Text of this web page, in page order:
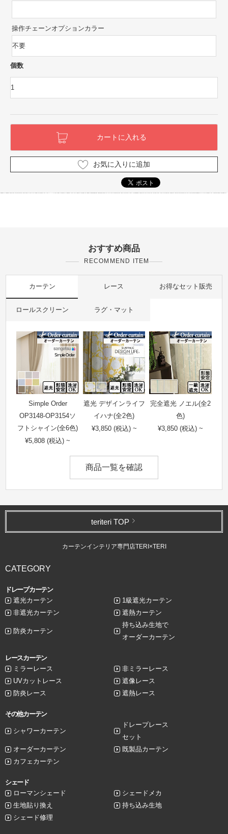
操作チェーンオプションカラー
個数
お気に入りに追加
おすすめ商品
RECOMMEND ITEM
カーテン レース お得なセット販売
ロールスクリーン ラグ・マット
Simple Order
OP3148-OP3154ソ
フトシャイン(全6色)
¥5,808 (税込) ~
遮光 デザインライフ
イハナ(全2色)
¥3,850 (税込) ~
完全遮光 ノエル(全2
色)
¥3,850 (税込) ~
商品一覧を確認
teriteri TOP
カーテンインテリア専門店TERI×TERI
CATEGORY
ドレープカーテン
遮光カーテン
1級遮光カーテン
非遮光カーテン
遮熱カーテン
防炎カーテン
持ち込み生地で
オーダーカーテン
レースカーテン
ミラーレース
非ミラーレース
UVカットレース
遮像レース
防炎レース
遮熱レース
その他カーテン
シャワーカーテン
ドレープレース
セット
オーダーカーテン
既製品カーテン
カフェカーテン
シェード
ローマンシェード
シェードメカ
生地貼り換え
持ち込み生地
シェード修理